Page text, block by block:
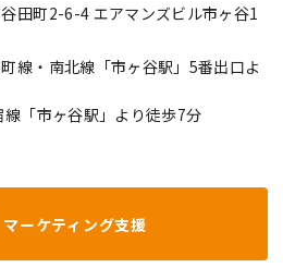
田町2-6-4 エアマンズビル市ヶ谷1
線・南北線「市ヶ谷駅」5番出口よ
「市ヶ谷駅」より徒歩7分
マーケティング支援